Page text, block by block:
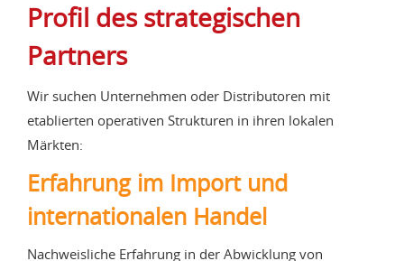
Profil des strategischen
Partners
Wir suchen Unternehmen oder Distributoren mit
etablierten operativen Strukturen in ihren lokalen
Märkten:
Erfahrung im Import und
internationalen Handel
Nachweisliche Erfahrung in der Abwicklung von